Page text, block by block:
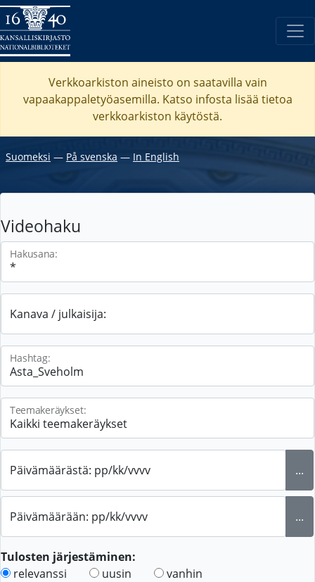
Verkkoarkiston aineisto on saatavilla vain
vapaakappaletyöasemilla. Katso infosta lisää tietoa
verkkoarkiston käytöstä.
Suomeksi ― På svenska ― In English
Videohaku
Hakusana:
Kanava / julkaisija:
Hashtag:
Teemakeräykset:
Päivämäärästä: pp/kk/vvvv ...
Päivämäärään: pp/kk/vvvv ...
Tulosten järjestäminen:
relevanssi
uusin vanhin